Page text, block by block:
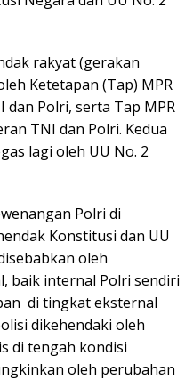
rakyat (gerakan
Ketetapan (Tap) MPR
dan Polri, serta Tap MPR
TNI dan Polri. Kedua
lagi oleh UU No. 2
Polri di
Konstitusi dan UU
oleh
baik internal Polri sendiri
di tingkat eksternal
dikehendaki oleh
di tengah kondisi
oleh perubahan